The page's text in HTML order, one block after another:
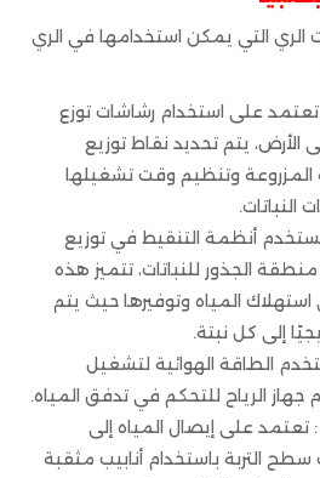
الري التي يمكن استخدامها في الري
تعتمد على استخدام رشاشات توزع
يتم تحديد نقاط توزيع
المزروعة وتنظيم وقت تشغيلها
النباتات.
أنظمة التنقيط في توزيع
الجذور للنباتات، تتميز هذه
المياه وتوفيرها حيث يتم
إلى كل نبتة.
الطاقة الهوائية لتشغيل
الرياح للتحكم في تدفق المياه.
على إيصال المياه إلى
التربة باستخدام أنابيب مثقبة